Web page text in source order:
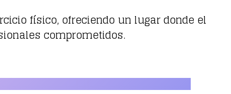
físico, ofreciendo un lugar donde el
comprometidos.